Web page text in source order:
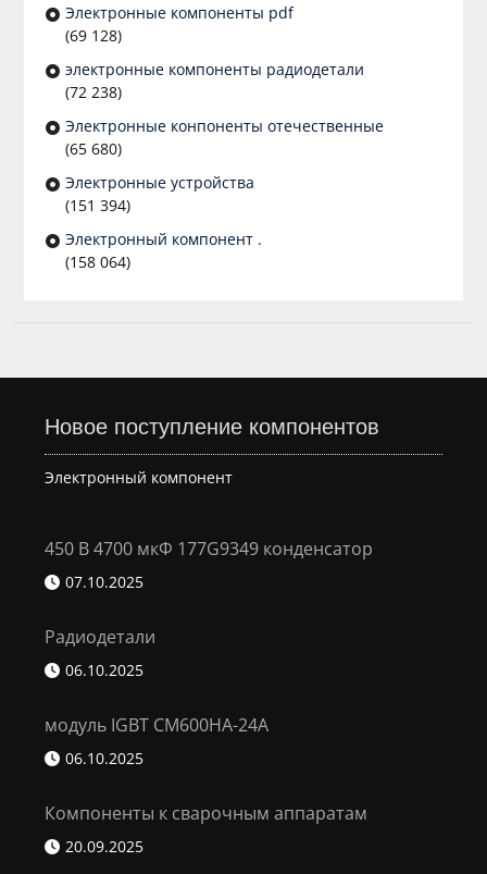
Электронные компоненты pdf
(69 128)
электронные компоненты радиодетали
(72 238)
Электронные конпоненты отечественные
(65 680)
Электронные устройства
(151 394)
Электронный компонент .
(158 064)
Новое поступление компонентов
Электронный компонент
450 В 4700 мкФ 177G9349 конденсатор
07.10.2025
Радиодетали
06.10.2025
модуль IGBT CM600HA-24A
06.10.2025
Компоненты к сварочным аппаратам
20.09.2025